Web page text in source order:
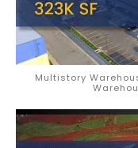
Multistory